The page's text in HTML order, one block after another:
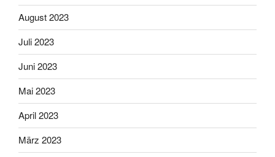
August 2023
Juli 2023
Juni 2023
Mai 2023
April 2023
März 2023